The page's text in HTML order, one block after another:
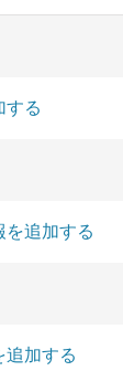
する
を追加する
追加する